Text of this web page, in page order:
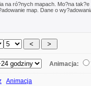
na ró?nych mapach. Mo?na
map. Dane o
Animacja:
Animacja